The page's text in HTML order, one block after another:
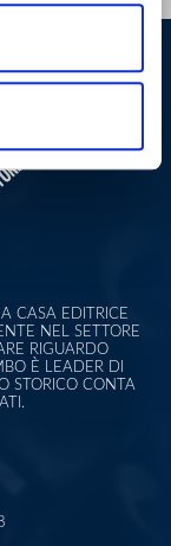
CASA EDITRICE
NEL SETTORE
RIGUARDO
È LEADER DI
STORICO CONTA